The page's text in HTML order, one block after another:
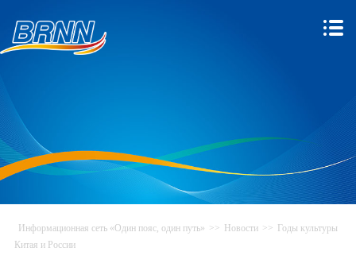
Информационная сеть «Один пояс, один путь» >> Новости >> Годы культуры
Китая и России